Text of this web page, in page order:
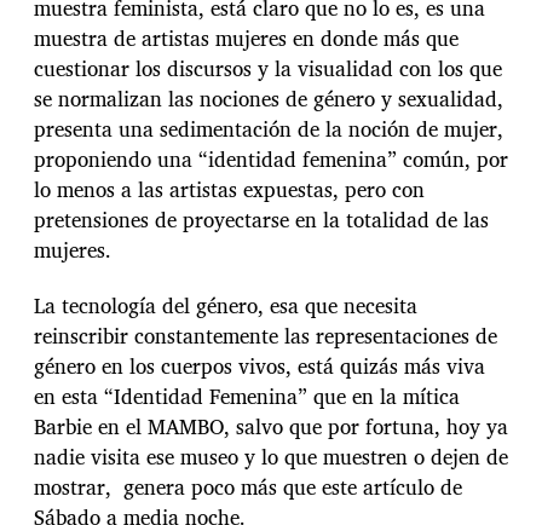
muestra feminista, está claro que no lo es, es una
muestra de artistas mujeres en donde más que
cuestionar los discursos y la visualidad con los que
se normalizan las nociones de género y sexualidad,
presenta una sedimentación de la noción de mujer,
proponiendo una “identidad femenina” común, por
lo menos a las artistas expuestas, pero con
pretensiones de proyectarse en la totalidad de las
mujeres.
La tecnología del género, esa que necesita
reinscribir constantemente las representaciones de
género en los cuerpos vivos, está quizás más viva
en esta “Identidad Femenina” que en la mítica
Barbie en el MAMBO, salvo que por fortuna, hoy ya
nadie visita ese museo y lo que muestren o dejen de
mostrar, genera poco más que este artículo de
Sábado a media noche.